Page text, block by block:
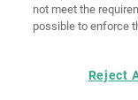
not meet the
possible to enforce
Reject